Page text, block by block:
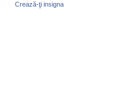
Crează-ţi insigna